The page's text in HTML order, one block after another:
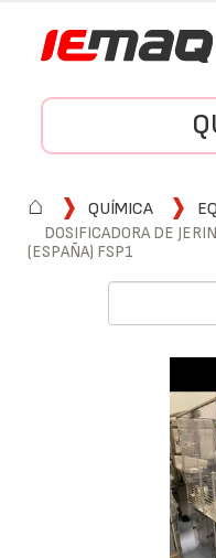
⌂ QUÍMICA
DOSIFICADORA DE
(ESPAÑA) FSP1